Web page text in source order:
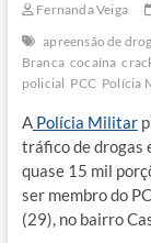
Fernanda Veiga
apreensão de
Branca cocaína
policial PCC Polícia
APolícia Militar
tráfico de drogas
quase 15 mil
ser membro do
(29), no bairro